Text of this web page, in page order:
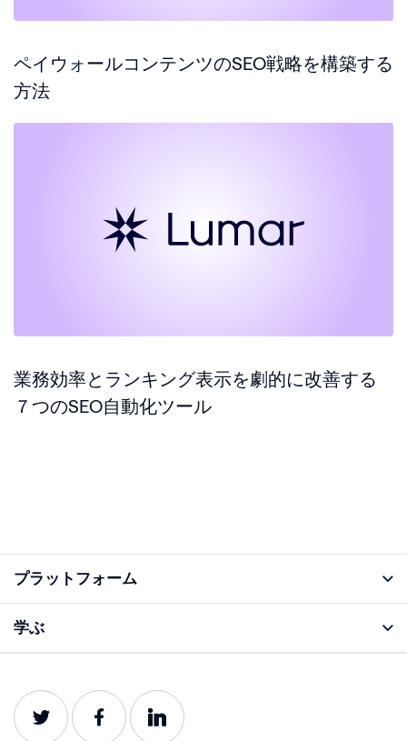
ペイウォールコンテンツのSEO戦略を構築する
方法
業務効率とランキング表示を劇的に改善する
７つのSEO自動化ツール
プラットフォーム
学ぶ
プロダクトガイド